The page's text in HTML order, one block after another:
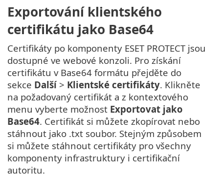
Exportování klientského
certifikátu jako Base64
Certifikáty po komponenty ESET PROTECT jsou
dostupné ve webové konzoli. Pro získání
certifikátu v Base64 formátu přejděte do
sekce Další> Klientské certifikáty. Klikněte
na požadovaný certifikát a z kontextového
menu vyberte možnost Exportovat jako
Base64. Certifikát si můžete zkopírovat nebo
stáhnout jako .txt soubor. Stejným způsobem
si můžete stáhnout certifikáty pro všechny
komponenty infrastruktury i certifikační
autoritu.